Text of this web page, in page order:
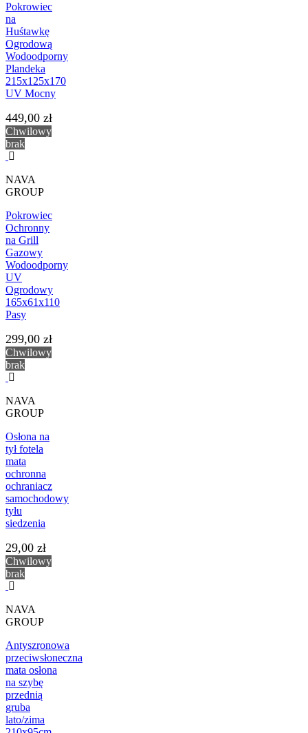
Pokrowiec
na
Huśtawkę
Ogrodową
Wodoodporny
Plandeka
215x125x170
UV Mocny
449,00 zł
Chwilowy
brak
NAVA
GROUP
Pokrowiec
Ochronny
na Grill
Gazowy
Wodoodporny
UV
Ogrodowy
165x61x110
Pasy
299,00 zł
Chwilowy
brak
NAVA
GROUP
Osłona na
tył fotela
mata
ochronna
ochraniacz
samochodowy
tyłu
siedzenia
29,00 zł
Chwilowy
brak
NAVA
GROUP
Antyszronowa
przeciwsłoneczna
mata osłona
na szybę
przednią
gruba
lato/zima